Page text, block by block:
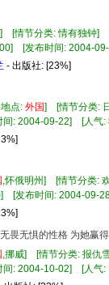
] [情节分类: 情有独钟]
00] [发布时间: 2004-
- 出版社: [23%]
点: 外国] [情节分类:
间: 2004-09-22] [人
,怀俄明州] [情节分类:
[发布时间: 2004-
畏无惧的性格 为她赢
,挪威] [情节分类: 报仇
间: 2004-10-02] [人